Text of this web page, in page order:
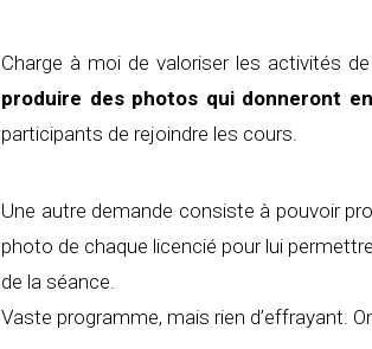
Charge à moi de valoriser les activités
produire des photos qui donneront
participants de rejoindre les cours.
Une autre demande consiste à pouvoir
photo de chaque licencié pour lui
de la séance.
Vaste programme, mais rien d’effrayant.